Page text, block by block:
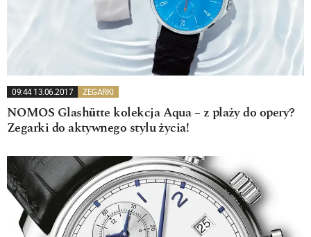
09:44 13.06.2017 ZEGARKI
NOMOS Glashütte kolekcja Aqua – z plaży do opery?
Zegarki do aktywnego stylu życia!